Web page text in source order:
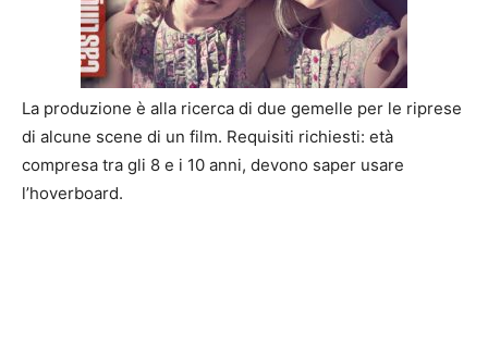
La produzione è alla ricerca di due gemelle per le riprese
di alcune scene di un film. Requisiti richiesti: età
compresa tra gli 8 e i 10 anni, devono saper usare
l’hoverboard.